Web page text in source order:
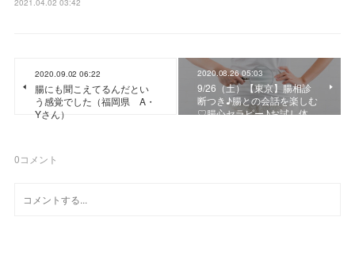
2021.04.02 03:42
2020.09.02 06:22
腸にも聞こえてるんだとい
う感覚でした（福岡県 A・
Yさん）
2020.08.26 05:03
9/26（土）【東京】腸相診
断つき♪腸との会話を楽しむ
♡腸心セラピー♪お試し体…
0コメント